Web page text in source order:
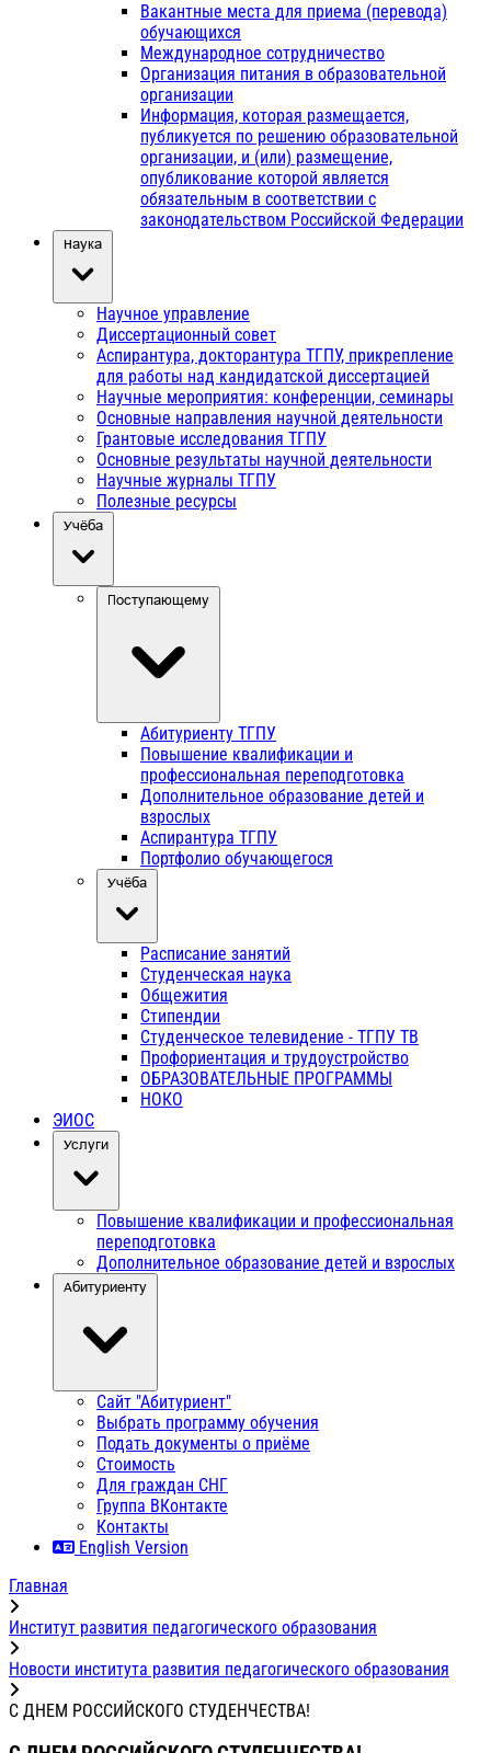
Вакантные места для приема (перевода)
обучающихся
Международное сотрудничество
Организация питания в образовательной
организации
Информация, которая размещается,
публикуется по решению образовательной
организации, и (или) размещение,
опубликование которой является
обязательным в соответствии с
законодательством Российской Федерации
Наука
Научное управление
Диссертационный совет
Аспирантура, докторантура ТГПУ, прикрепление
для работы над кандидатской диссертацией
Научные мероприятия: конференции, семинары
Основные направления научной деятельности
Грантовые исследования ТГПУ
Основные результаты научной деятельности
Научные журналы ТГПУ
Полезные ресурсы
Учёба
Поступающему
Абитуриенту ТГПУ
Повышение квалификации и
профессиональная переподготовка
Дополнительное образование детей и
взрослых
Аспирантура ТГПУ
Портфолио обучающегося
Учёба
Расписание занятий
Студенческая наука
Общежития
Стипендии
Студенческое телевидение - ТГПУ ТВ
Профориентация и трудоустройство
ОБРАЗОВАТЕЛЬНЫЕ ПРОГРАММЫ
НОКО
ЭИОС
Услуги
Повышение квалификации и профессиональная
переподготовка
Дополнительное образование детей и взрослых
Абитуриенту
Сайт "Абитуриент"
Выбрать программу обучения
Подать документы о приёме
Стоимость
Для граждан СНГ
Группа ВКонтакте
Контакты
English Version
Главная
Институт развития педагогического образования
Новости института развития педагогического образования
С ДНЕМ РОССИЙСКОГО СТУДЕНЧЕСТВА!